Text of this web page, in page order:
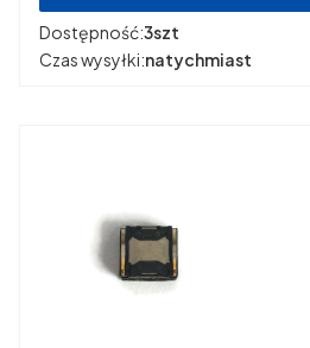
Dostępność:3szt
Czas wysyłki:natychmiast